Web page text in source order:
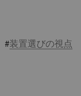
#装置選びの視点